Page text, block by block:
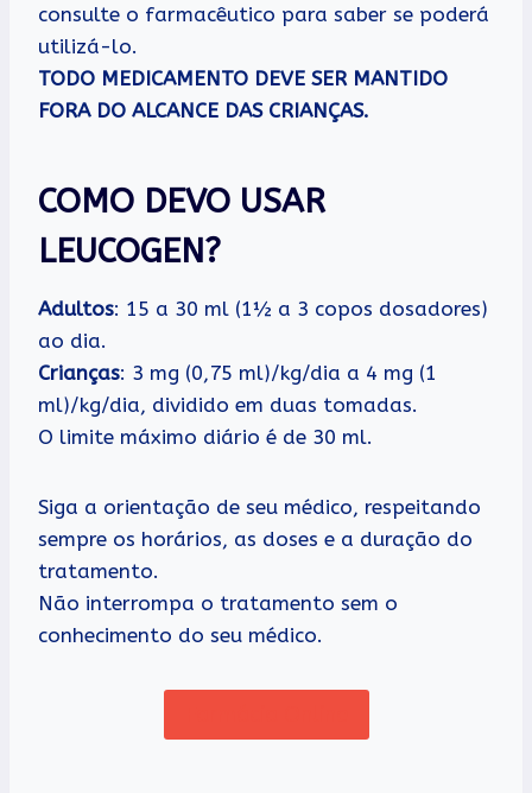
consulte o farmacêutico para saber se poderá
utilizá-lo.
TODO MEDICAMENTO DEVE SER MANTIDO
FORA DO ALCANCE DAS CRIANÇAS.
COMO DEVO USAR
LEUCOGEN?
Adultos: 15 a 30 ml (1½ a 3 copos dosadores)
ao dia.
Crianças: 3 mg (0,75 ml)/kg/dia a 4 mg (1
ml)/kg/dia, dividido em duas tomadas.
O limite máximo diário é de 30 ml.
Siga a orientação de seu médico, respeitando
sempre os horários, as doses e a duração do
tratamento.
Não interrompa o tratamento sem o
conhecimento do seu médico.